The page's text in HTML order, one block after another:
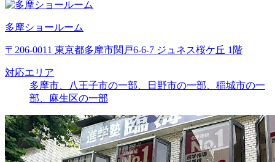
多摩ショールーム
〒206-0011 東京都多摩市関戸6-6-7 ジュネス桜ケ丘 1階
対応エリア
多摩市、八王子市の一部、日野市の一部、稲城市の一
部、麻生区の一部